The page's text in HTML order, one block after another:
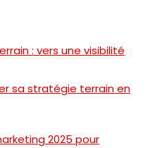
: vers une visibilité
sa stratégie terrain en
2025 pour